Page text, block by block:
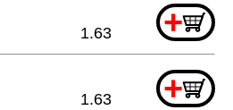
+
1.63
+
1.63